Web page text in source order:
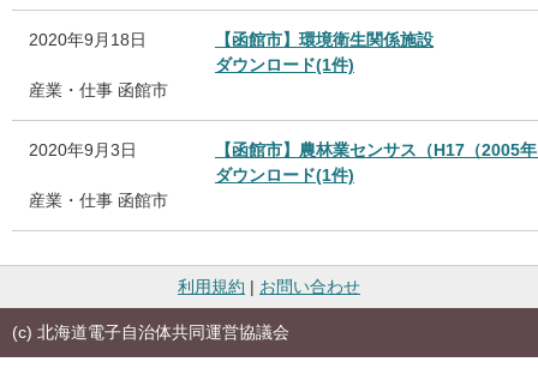
2020年9月18日
【函館市】環境衛生関係施設
ダウンロード(1件)
産業・仕事 函館市
2020年9月3日
【函館市】農林業センサス（H17（2005
ダウンロード(1件)
産業・仕事 函館市
利用規約 | お問い合わせ
(c) 北海道電子自治体共同運営協議会